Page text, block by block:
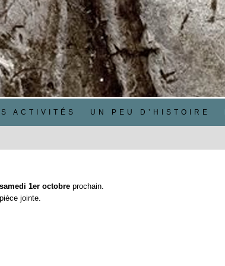
ACTIVITÉS UN PEU D’HISTOIRE
samedi 1er octobre prochain.
jointe.